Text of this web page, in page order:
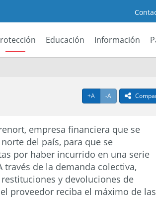
Educación Información
+A Agrandar texto
-A Achicar texto
empresa financiera que se
del país, para que se
por haber incurrido en una serie
de la demanda colectiva,
y devoluciones de
proveedor reciba el máximo de las